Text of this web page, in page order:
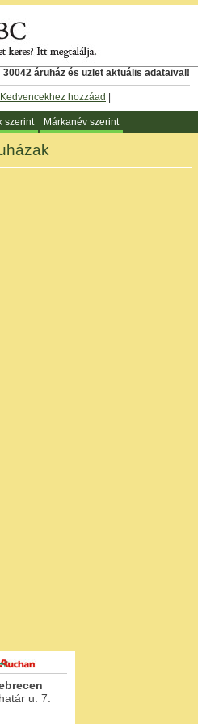
30042 áruház és üzlet aktuális adataival!
Kedvencekhez hozzáad
szerint Márkanév szerint
u. 7.